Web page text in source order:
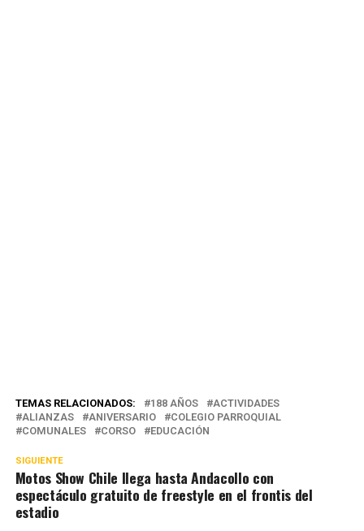
TEMAS RELACIONADOS: 188 AÑOS
ACTIVIDADES
ALIANZAS
ANIVERSARIO
COLEGIO PARROQUIAL
COMUNALES
CORSO EDUCACIÓN
SIGUIENTE
Motos Show Chile llega hasta Andacollo con
espectáculo gratuito de freestyle en el frontis del
estadio